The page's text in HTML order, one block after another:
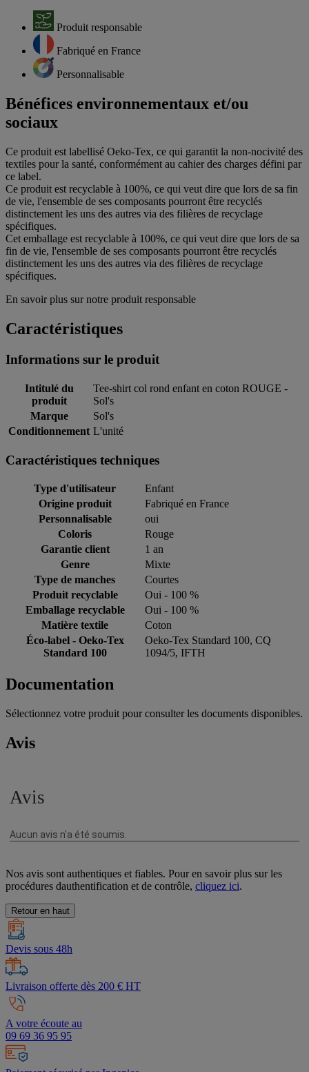
Produit responsable
Fabriqué en France
Personnalisable
Bénéfices environnementaux et/ou
sociaux
Ce produit est labellisé Oeko-Tex, ce qui garantit la non-nocivité des
textiles pour la santé, conformément au cahier des charges défini par
ce label.
Ce produit est recyclable à 100%, ce qui veut dire que lors de sa fin
de vie, l'ensemble de ses composants pourront être recyclés
distinctement les uns des autres via des filières de recyclage
spécifiques.
Cet emballage est recyclable à 100%, ce qui veut dire que lors de sa
fin de vie, l'ensemble de ses composants pourront être recyclés
distinctement les uns des autres via des filières de recyclage
spécifiques.
En savoir plus sur notre produit responsable
Caractéristiques
Informations sur le produit
Intitulé du
produit
Tee-shirt col rond enfant en coton ROUGE -
Sol's
Marque
Sol's
Conditionnement L'unité
Caractéristiques techniques
Type d'utilisateur
Enfant
Origine produit
Fabriqué en France
Personnalisable
oui
Coloris
Rouge
Garantie client
1 an
Genre
Mixte
Type de manches
Courtes
Produit recyclable
Oui - 100 %
Emballage recyclable
Oui - 100 %
Matière textile
Coton
Éco-label - Oeko-Tex
Standard 100
Oeko-Tex Standard 100, CQ
1094/5, IFTH
Documentation
Sélectionnez votre produit pour consulter les documents disponibles.
Avis
Nos avis sont authentiques et fiables. Pour en savoir plus sur les
procédures dauthentification et de contrôle, cliquez ici.
Retour en haut
Devis sous 48h
Livraison offerte dès 200 € HT
A votre écoute au
09 69 36 95 95